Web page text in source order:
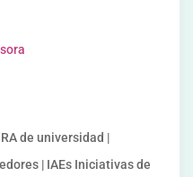
de universidad |
| IAEs Iniciativas de